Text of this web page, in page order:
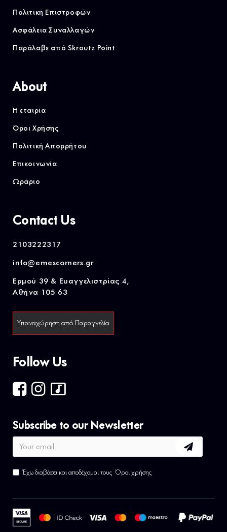
Πολιτική Επιστροφών
Ασφάλεια Συναλλαγών
Παράλαβε από Skroutz Point
About
Η εταιρία
Όροι Χρήσης
Πολιτική Απορρήτου
Επικοινωνία
Ωράριο
Contact Us
2103222317
info@emescorners.gr
Ερμού 39 & Ευαγγελιστρίας 4,
Αθήνα 105 63
Υπαναχώρηση από Παραγγελία
Follow Us
Subscribe to our Newsletter
Έχω διαβάσει και αποδέχομαι τους Όροι χρήσης